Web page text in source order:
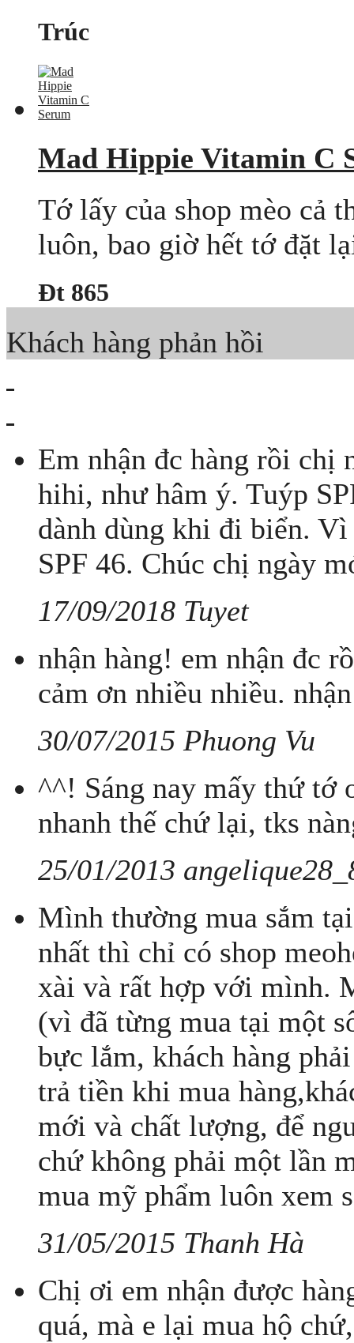
Trúc
Mad Hippie Vitamin C
Tớ lấy của shop mèo cả
luôn, bao giờ hết tớ đặt
Đt 865
Khách hàng phản hồi
Em nhận đc hàng rồi chị
hihi, như hâm ý. Tuýp
dành dùng khi đi biển.
SPF 46. Chúc chị ngày
17/09/2018 Tuyet
nhận hàng! em nhận đc
cảm ơn nhiều nhiều.
30/07/2015 Phuong Vu
^^! Sáng nay mấy thứ tớ
nhanh thế chứ lại, tks
25/01/2013
Mình thường mua sắm
nhất thì chỉ có shop
xài và rất hợp với mình.
(vì đã từng mua tại một
bực lắm, khách hàng
trả tiền khi mua
mới và chất lượng, để
chứ không phải một lần
mua mỹ phẩm luôn xem
31/05/2015 Thanh Hà
Chị ơi em nhận được
quá, mà e lại mua hộ